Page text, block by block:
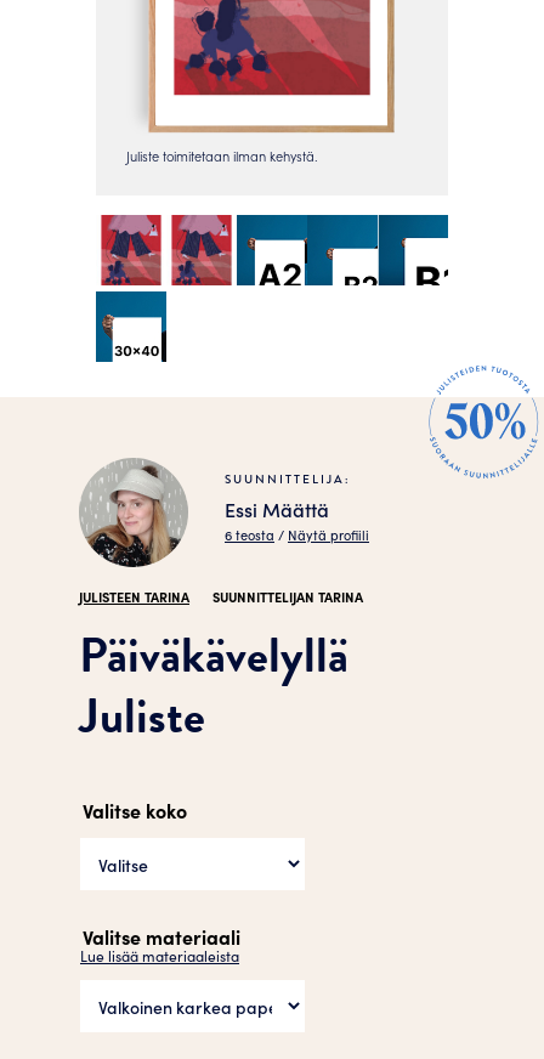
SUUNNITTELIJA:
Essi Määttä
6 teosta / Näytä profiili
JULISTEEN TARINA SUUNNITTELIJAN TARINA
Päiväkävelyllä
Juliste
Valitse koko
Valitse materiaali
Lue lisää materiaaleista